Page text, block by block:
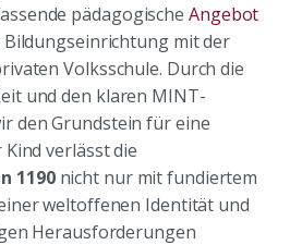
pädagogische Angebot
mit der
Volksschule. Durch die
und den klaren MINT-
den Grundstein für eine
verlässt die
1190nicht nur mit fundiertem
weltoffenen Identität und
Herausforderungen